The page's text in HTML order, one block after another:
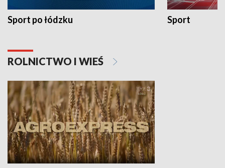
Sport po łódzku Sport
ROLNICTWO I WIEŚ